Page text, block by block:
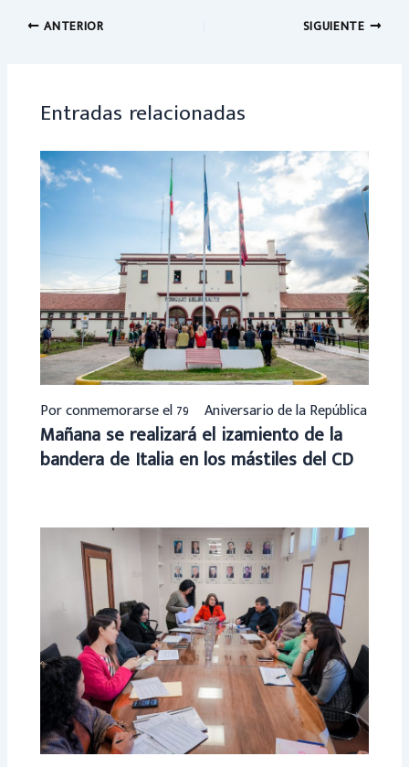
o
ANTERIOR SIGUIENTE
Entradas relacionadas
Por conmemorarse el 79º Aniversario de la República
Mañana se realizará el izamiento de la
bandera de Italia en los mástiles del CD